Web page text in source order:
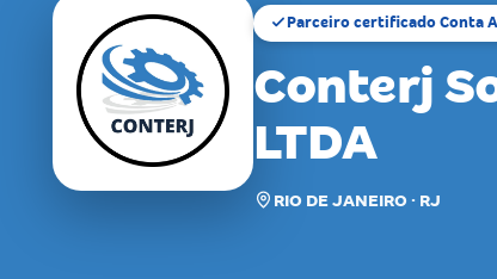
Parceiro certificado Conta
Conterj
LTDA
RIO DE JANEIRO · RJ